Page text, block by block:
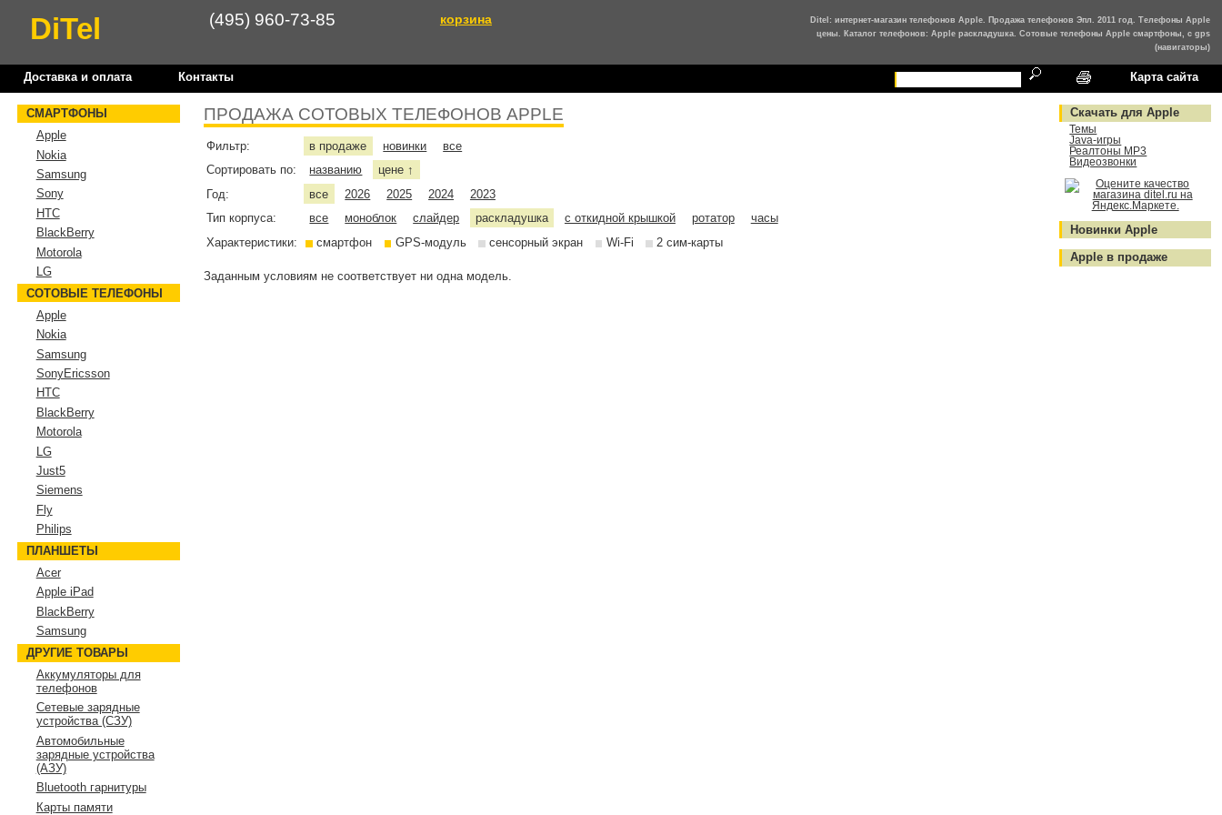
Ditel: интернет-магазин телефонов Apple. Продажа телефонов Эпл. 2011 год. Телефоны Apple
цены. Каталог телефонов: Apple раскладушка. Сотовые телефоны Apple смартфоны, с gps
(навигаторы)
DiTel (495) 960-73-85 корзина
Доставка и оплата Контакты Карта сайта
ПРОДАЖА СОТОВЫХ ТЕЛЕФОНОВ APPLE
Фильтр: в продаже новинки
все
Сортировать по:
названию цене ↑
Год: все 2026 2025 2024
2023
Тип корпуса:
все моноблок слайдер раскладушка с откидной крышкой ротатор
часы
Характеристики:
смартфон GPS-модуль сенсорный экран Wi-Fi 2 сим-карты
Заданным условиям не соответствует ни одна модель.
Скачать для Apple
Темы
Java-игры
Реалтоны MP3
Видеозвонки
Новинки Apple
Apple в продаже
СМАРТФОНЫ
Apple
Nokia
Samsung
Sony
HTC
BlackBerry
Motorola
LG
СОТОВЫЕ ТЕЛЕФОНЫ
Apple
Nokia
Samsung
SonyEricsson
HTC
BlackBerry
Motorola
LG
Just5
Siemens
Fly
Philips
ПЛАНШЕТЫ
Acer
Apple iPad
BlackBerry
Samsung
ДРУГИЕ ТОВАРЫ
Аккумуляторы для
телефонов
Сетевые зарядные
устройства (СЗУ)
Автомобильные
зарядные устройства
(АЗУ)
Bluetooth гарнитуры
Карты памяти